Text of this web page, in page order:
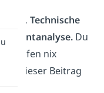
,Technische
Du
nix
ist dieser Beitrag